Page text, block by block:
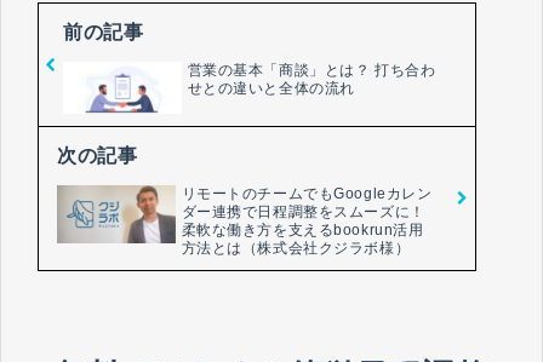
前の記事
営業の基本「商談」とは？ 打ち合わ
せとの違いと全体の流れ
次の記事
リモートのチームでもGoogleカレン
ダー連携で日程調整をスムーズに！
柔軟な働き方を支えるbookrun活用
方法とは（株式会社クジラボ様）